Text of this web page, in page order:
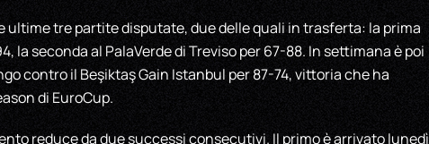
ultime tre partite disputate, due delle quali in trasferta: la prima
la seconda al PalaVerde di Treviso per 67-88. In settimana è poi
contro il Beşiktaş Gain Istanbul per 87-74, vittoria che ha
di EuroCup.
reduce da due successi consecutivi. Il primo è arrivato lunedì